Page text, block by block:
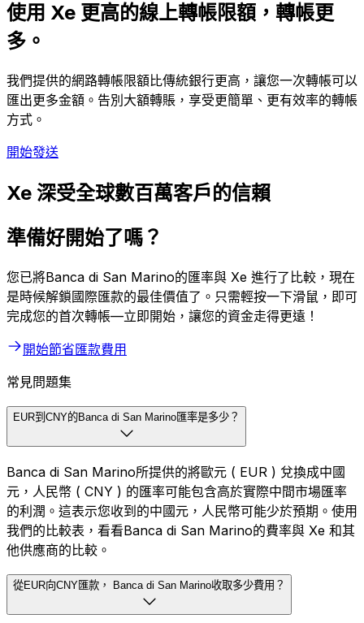
使用 Xe 更高的線上轉帳限額，轉帳更
多。
我們提供的網路轉帳限額比傳統銀行更高，讓您一次轉帳可以
匯出更多金額。告別大額轉賬，享受更簡單、更有效率的轉帳
方式。
開始發送
Xe 深受全球數百萬客戶的信賴
準備好開始了嗎？
您已將Banca di San Marino的匯率與 Xe 進行了比較，現在
是時候解鎖國際匯款的最佳價值了。只需輕按一下滑鼠，即可
完成您的首次轉帳—立即開始，讓您的資金走得更遠！
開始節省匯款費用
常見問題集
EUR到CNY的Banca di San Marino匯率是多少？
Banca di San Marino所提供的將歐元 ( EUR ) 兌換成中國
元，人民幣 ( CNY ) 的匯率可能包含高於實際中間市場匯率
的利潤。這表示您收到的中國元，人民幣可能少於預期。使用
我們的比較表，看看Banca di San Marino的費率與 Xe 和其
他供應商的比較。
從EUR向CNY匯款， Banca di San Marino收取多少費用？